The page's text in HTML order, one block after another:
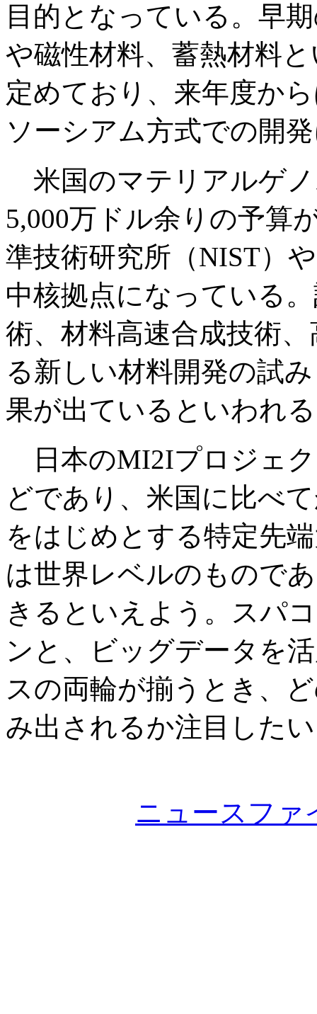
目的となっている。早
や磁性材料、蓄熱材料
定めており、来年度か
ソーシアム方式での開
米国のマテリアルゲ
5,000万ドル余りの予算
準技術研究所（NIST）
中核拠点になっている
術、材料高速合成技術
る新しい材料開発の試
果が出ているといわれ
日本のMI2Iプロジェク
どであり、米国に比べ
をはじめとする特定先
は世界レベルのもので
きるといえよう。スパ
ンと、ビッグデータを
スの両輪が揃うとき、
み出されるか注目した
ニュースファ